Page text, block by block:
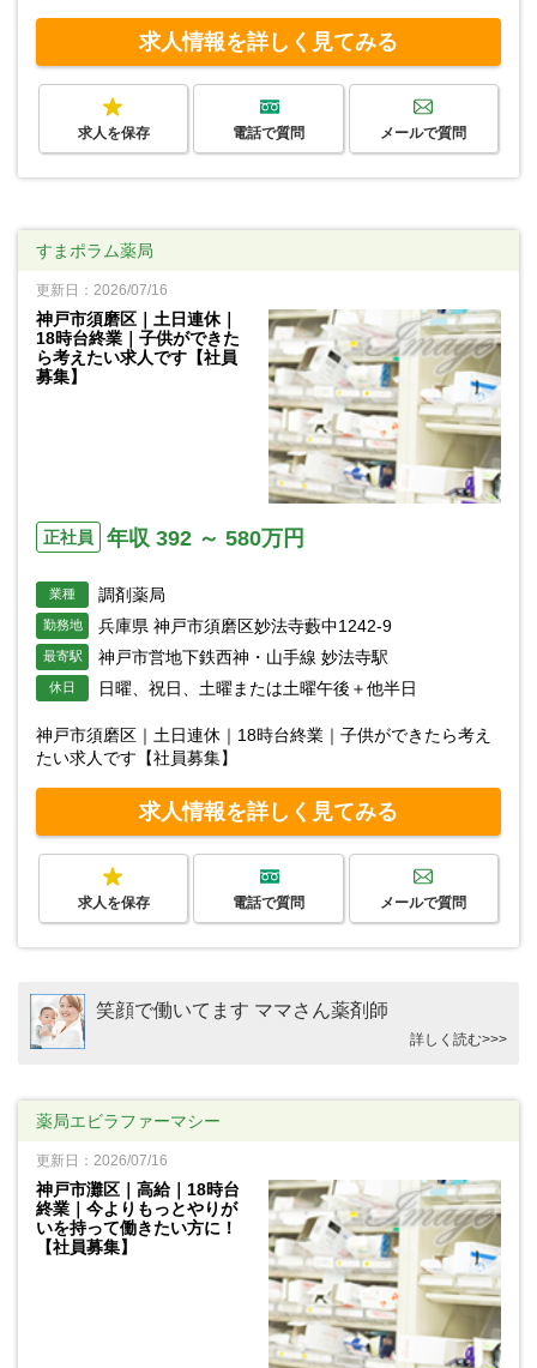
求人情報を詳しく見てみる
求人を保存 電話で質問 メールで質問
すまポラム薬局
更新日：2026/07/16
神戸市須磨区｜土日連休｜
18時台終業｜子供ができた
ら考えたい求人です【社員
募集】
正社員 年収 392 ～ 580万円
業種 調剤薬局
勤務地 兵庫県 神戸市須磨区妙法寺藪中1242-9
最寄駅 神戸市営地下鉄西神・山手線 妙法寺駅
休日 日曜、祝日、土曜または土曜午後＋他半日
神戸市須磨区｜土日連休｜18時台終業｜子供ができたら考え
たい求人です【社員募集】
求人情報を詳しく見てみる
求人を保存 電話で質問 メールで質問
笑顔で働いてます ママさん薬剤師
詳しく読む>>>
薬局エビラファーマシー
更新日：2026/07/16
神戸市灘区｜高給｜18時台
終業｜今よりもっとやりが
いを持って働きたい方に！
【社員募集】